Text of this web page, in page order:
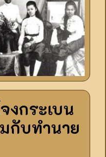
งกระเบน
กับทำนาย